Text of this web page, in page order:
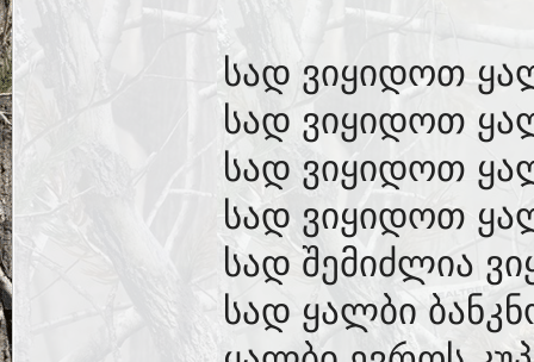
სად ვიყიდოთ
სად ვიყიდოთ
სად ვიყიდოთ
სად ვიყიდოთ
სად შემიძლია
სად ყალბი